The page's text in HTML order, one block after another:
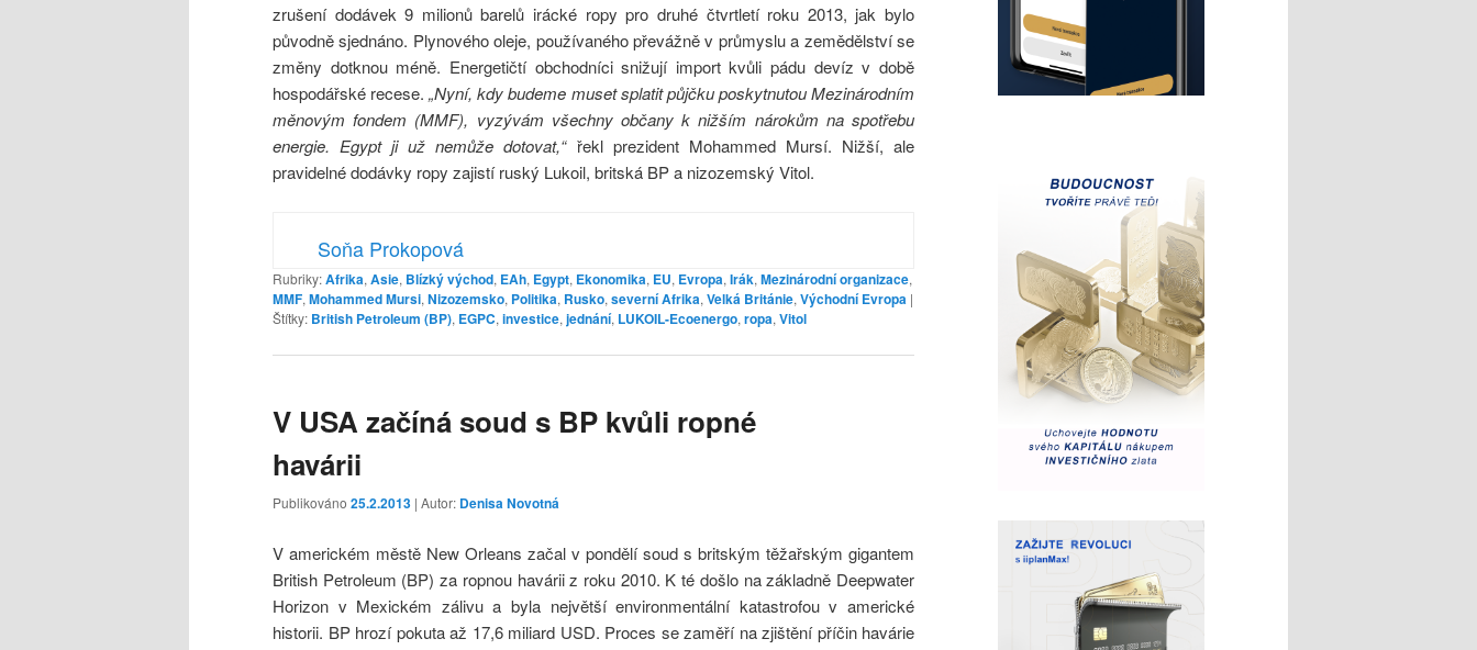
zrušení dodávek 9 milionů barelů irácké ropy pro druhé čtvrtletí roku 2013, jak bylo
původně sjednáno. Plynového oleje, používaného převážně v průmyslu a zemědělství se
změny dotknou méně. Energetičtí obchodníci snižují import kvůli pádu devíz v době
hospodářské recese.„Nyní, kdy budeme muset splatit půjčku poskytnutou Mezinárodním
měnovým fondem (MMF), vyzývám všechny občany k nižším nárokům na spotřebu
energie. Egypt ji už nemůže dotovat,“řekl prezident Mohammed Mursí. Nižší, ale
pravidelné dodávky ropy zajistí ruský Lukoil, britská BP a nizozemský Vitol.
Soňa Prokopová
Rubriky:Afrika, Asie, Blízký východ, EAh, Egypt, Ekonomika, EU, Evropa, Irák, Mezinárodní organizace,
MMF, Mohammed Mursi, Nizozemsko, Politika, Rusko, severní Afrika, Velká Británie, Východní Evropa |
Štítky: British Petroleum (BP), EGPC, investice, jednání, LUKOIL-Ecoenergo, ropa, Vitol
V USA začíná soud s BP kvůli ropné
havárii
Publikováno 25.2.2013 | Autor: Denisa Novotná
V americkém městě New Orleans začal v pondělí soud s britským těžařským gigantem
British Petroleum (BP) za ropnou havárii z roku 2010. K té došlo na základně Deepwater
Horizon v Mexickém zálivu a byla největší environmentální katastrofou v americké
historii. BP hrozí pokuta až 17,6 miliard USD. Proces se zaměří na zjištění příčin havárie